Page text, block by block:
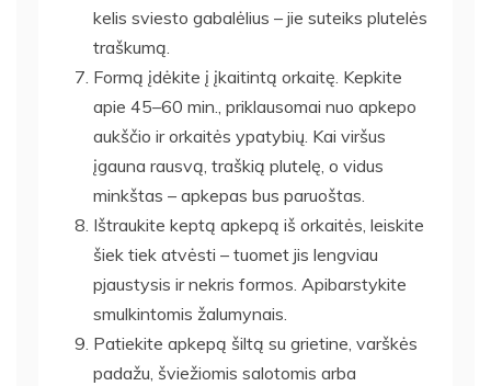
kelis sviesto gabalėlius – jie suteiks plutelės
traškumą.
Formą įdėkite į įkaitintą orkaitę. Kepkite
apie 45–60 min., priklausomai nuo apkepo
aukščio ir orkaitės ypatybių. Kai viršus
įgauna rausvą, traškią plutelę, o vidus
minkštas – apkepas bus paruoštas.
Ištraukite keptą apkepą iš orkaitės, leiskite
šiek tiek atvėsti – tuomet jis lengviau
pjaustysis ir nekris formos. Apibarstykite
smulkintomis žalumynais.
Patiekite apkepą šiltą su grietine, varškės
padažu, šviežiomis salotomis arba